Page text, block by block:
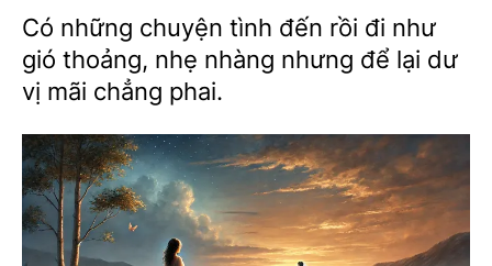
Có những chuyện tình đến rồi đi như
gió thoảng, nhẹ nhàng nhưng để lại dư
vị mãi chẳng phai.